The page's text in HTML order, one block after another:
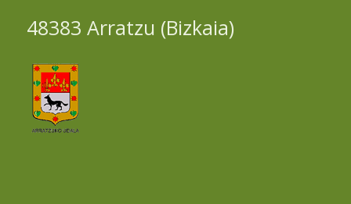
48383 Arratzu (Bizkaia)